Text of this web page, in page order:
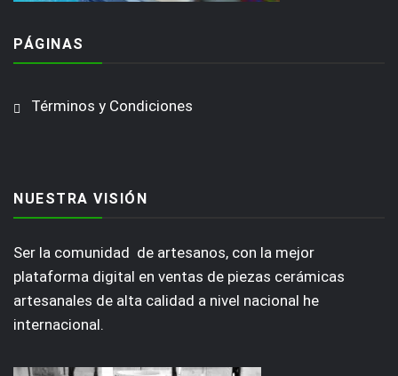
PÁGINAS
Términos y Condiciones
NUESTRA VISIÓN
Ser la comunidad de artesanos, con la mejor
plataforma digital en ventas de piezas cerámicas
artesanales de alta calidad a nivel nacional he
internacional.